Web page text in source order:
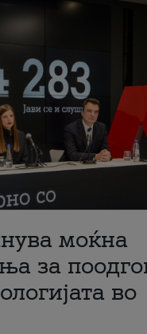
моќна
за
во